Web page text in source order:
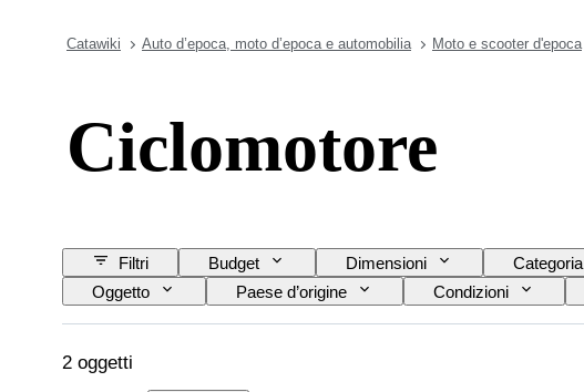
Catawiki Auto d’epoca, moto d’epoca e automobilia Moto e scooter d'epoca
Ciclomotore
Filtri Budget Dimensioni Categoria
Oggetto
Paese d’origine Condizioni
2 oggetti